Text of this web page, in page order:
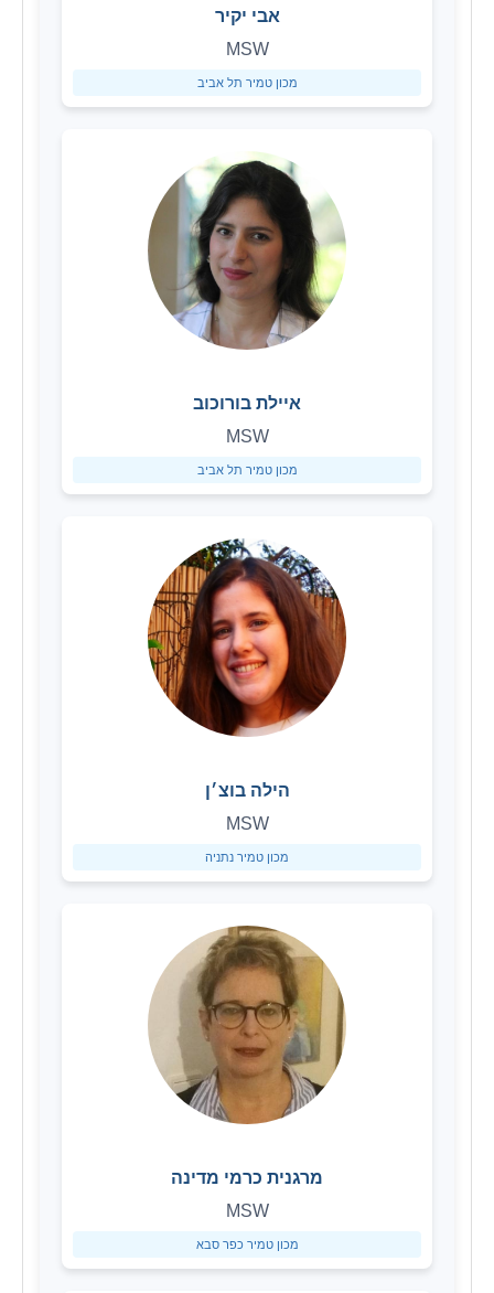
אבי יקיר
MSW
מכון טמיר תל אביב
איילת בורוכוב
MSW
מכון טמיר תל אביב
הילה בוצ׳ן
MSW
מכון טמיר נתניה
מרגנית כרמי מדינה
MSW
מכון טמיר כפר סבא